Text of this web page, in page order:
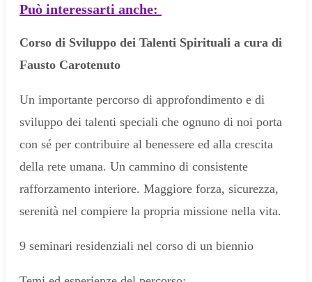
Può interessarti anche:
Corso di Sviluppo dei Talenti Spirituali a cura di
Fausto Carotenuto
Un importante percorso di approfondimento e di
sviluppo dei talenti speciali che ognuno di noi porta
con sé per contribuire al benessere ed alla crescita
della rete umana. Un cammino di consistente
rafforzamento interiore. Maggiore forza, sicurezza,
serenità nel compiere la propria missione nella vita.
9 seminari residenziali nel corso di un biennio